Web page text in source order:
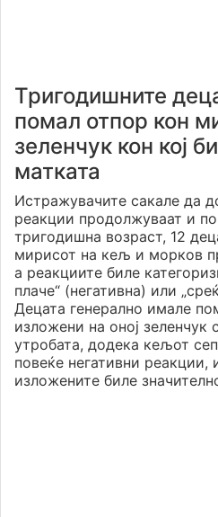
Тригодишните
помал отпор кон
зеленчук кон кој
матката
Истражувачите сакале да
реакции продолжуваат и
тригодишна возраст, 12
мирисот на кељ и морков
а реакциите биле
плаче“ (негативна) или
Децата генерално имале
изложени на оној зеленчук
утробата, додека кељот
повеќе негативни реакции,
изложените биле